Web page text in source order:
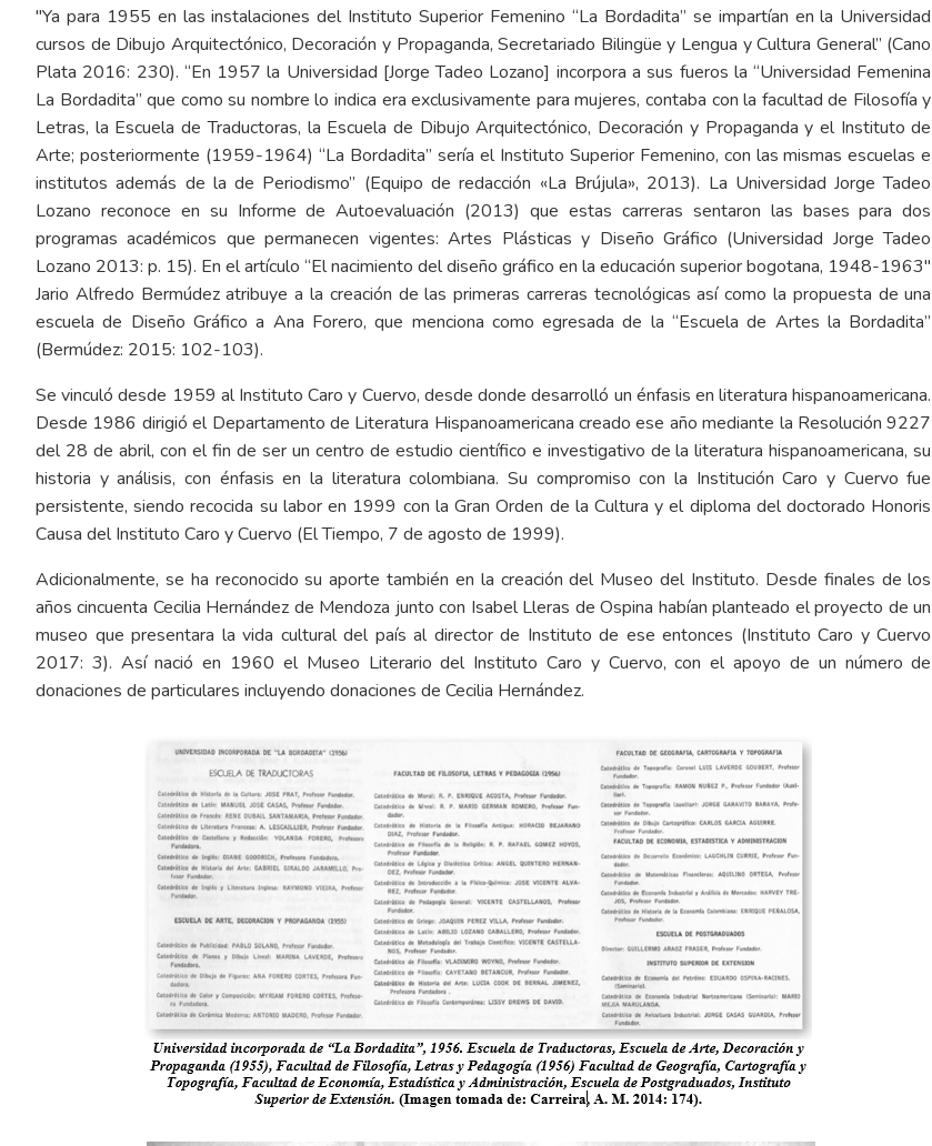
"Ya para 1955 en las instalaciones del Instituto Superior Femenino “La Bordadita” se impartían en la Universidad
cursos de Dibujo Arquitectónico, Decoración y Propaganda, Secretariado Bilingüe y Lengua y Cultura General” (Cano
Plata 2016: 230). “En 1957 la Universidad [Jorge Tadeo Lozano] incorpora a sus fueros la “Universidad Femenina
La Bordadita” que como su nombre lo indica era exclusivamente para mujeres, contaba con la facultad de Filosofía y
Letras, la Escuela de Traductoras, la Escuela de Dibujo Arquitectónico, Decoración y Propaganda y el Instituto de
Arte; posteriormente (1959-1964) “La Bordadita” sería el Instituto Superior Femenino, con las mismas escuelas e
institutos además de la de Periodismo” (Equipo de redacción «La Brújula», 2013). La Universidad Jorge Tadeo
Lozano reconoce en su Informe de Autoevaluación (2013) que estas carreras sentaron las bases para dos
programas académicos que permanecen vigentes: Artes Plásticas y Diseño Gráfico (Universidad Jorge Tadeo
Lozano 2013: p. 15). En el artículo “El nacimiento del diseño gráfico en la educación superior bogotana, 1948-1963"
Jario Alfredo Bermúdez atribuye a la creación de las primeras carreras tecnológicas así como la propuesta de una
escuela de Diseño Gráfico a Ana Forero, que menciona como egresada de la “Escuela de Artes la Bordadita”
(Bermúdez: 2015: 102-103).
Se vinculó desde 1959 al Instituto Caro y Cuervo, desde donde desarrolló un énfasis en literatura hispanoamericana.
Desde 1986 dirigió el Departamento de Literatura Hispanoamericana creado ese año mediante la Resolución 9227
del 28 de abril, con el fin de ser un centro de estudio científico e investigativo de la literatura hispanoamericana, su
historia y análisis, con énfasis en la literatura colombiana. Su compromiso con la Institución Caro y Cuervo fue
persistente, siendo recocida su labor en 1999 con la Gran Orden de la Cultura y el diploma del doctorado Honoris
Causa del Instituto Caro y Cuervo (El Tiempo, 7 de agosto de 1999).
Adicionalmente, se ha reconocido su aporte también en la creación del Museo del Instituto. Desde finales de los
años cincuenta Cecilia Hernández de Mendoza junto con Isabel Lleras de Ospina habían planteado el proyecto de un
museo que presentara la vida cultural del país al director de Instituto de ese entonces (Instituto Caro y Cuervo
2017: 3). Así nació en 1960 el Museo Literario del Instituto Caro y Cuervo, con el apoyo de un número de
donaciones de particulares incluyendo donaciones de Cecilia Hernández.